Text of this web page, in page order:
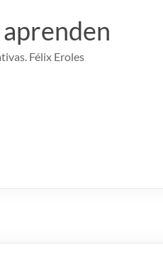
Félix Eroles